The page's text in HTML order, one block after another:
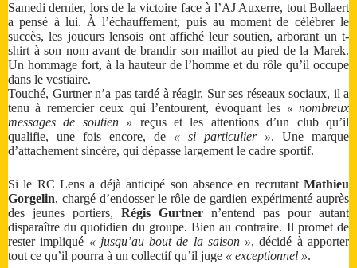
Samedi dernier, lors de la victoire face à l’AJ Auxerre, tout Bollaert
a pensé à lui. À l’échauffement, puis au moment de célébrer le
succès, les joueurs lensois ont affiché leur soutien, arborant un t-
shirt à son nom avant de brandir son maillot au pied de la Marek.
Un hommage fort, à la hauteur de l’homme et du rôle qu’il occupe
dans le vestiaire.
Touché, Gurtner n’a pas tardé à réagir. Sur ses réseaux sociaux, il a
tenu à remercier ceux qui l’entourent, évoquant les « nombreux
messages de soutien » reçus et les attentions d’un club qu’il
qualifie, une fois encore, de « si particulier ». Une marque
d’attachement sincère, qui dépasse largement le cadre sportif.
Si le RC Lens a déjà anticipé son absence en recrutant Mathieu
Gorgelin, chargé d’endosser le rôle de gardien expérimenté auprès
des jeunes portiers, Régis Gurtner n’entend pas pour autant
disparaître du quotidien du groupe. Bien au contraire. Il promet de
rester impliqué « jusqu’au bout de la saison », décidé à apporter
tout ce qu’il pourra à un collectif qu’il juge « exceptionnel ».